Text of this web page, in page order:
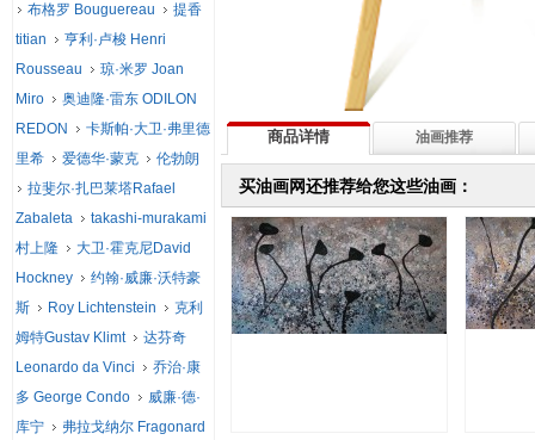
商品详情 油画推荐
买油画网还推荐给您这些油画：
布格罗 Bouguereau
提香
titian
亨利·卢梭 Henri
Rousseau
琼·米罗 Joan
Miro
奥迪隆·雷东 ODILON
REDON
卡斯帕·大卫·弗里德
里希
爱德华·蒙克
伦勃朗
拉斐尔·扎巴莱塔Rafael
Zabaleta
takashi-murakami
村上隆
大卫·霍克尼David
Hockney
约翰·威廉·沃特豪
斯
Roy Lichtenstein
克利
姆特Gustav Klimt
达芬奇
Leonardo da Vinci
乔治·康
多 George Condo
威廉·德·
库宁
弗拉戈纳尔 Fragonard